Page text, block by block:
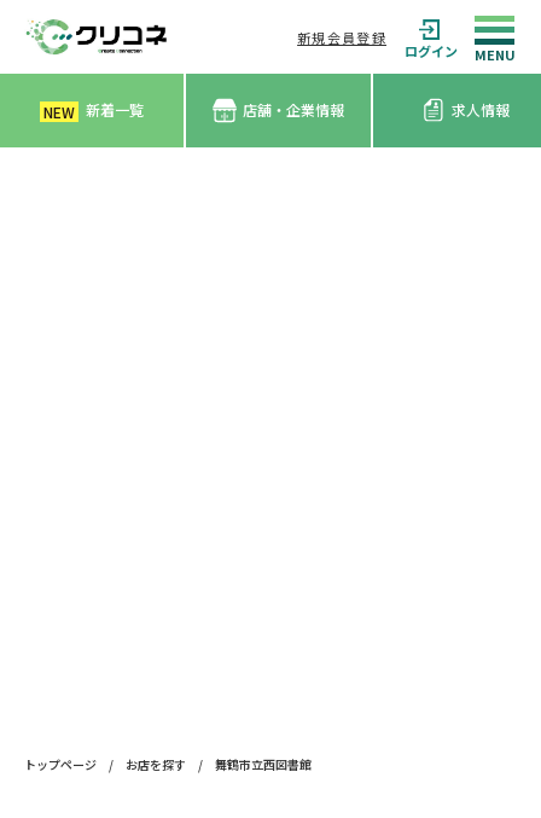
新規会員登録
ログイン
NEW 新着一覧 店舗・企業情報 求人情報
トップページ / お店を探す / 舞鶴市立西図書館